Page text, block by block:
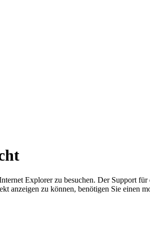
Explorer zu besuchen. Der Support
anzeigen zu können, benötigen Sie einen